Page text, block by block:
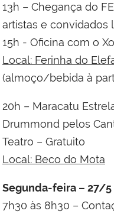
13h – Chegança do
artistas e convidados
15h - Oficina com o
Local: Ferinha do
(almoço/bebida à
20h – Maracatu
Drummond pelos
Teatro – Gratuito
Local: Beco do Mota
Segunda-feira – 27/5
7h30 às 8h30 –